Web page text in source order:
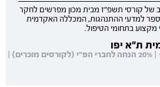
של קורסי תשפ"ז מבית מכון מפרשים לחקר
למדעי ההתנהגות, המכללה האקדמית
מקצוע בתחומי הטיפול.
ת"א יפו
15% הנחת רישום עד 14/08 | 20% הנחה לחברי הפ"י (לקורסים מוכרים) |